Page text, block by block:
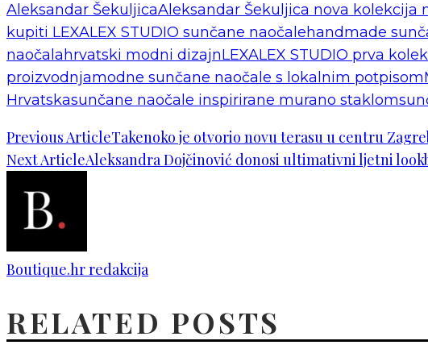
Aleksandar ŠekuljicaAleksandar Šekuljica nova kolekcija
kupiti LEXALEX STUDIO sunčane naočalehandmade
naočala hrvatski modni dizajnLEXALEX STUDIO prva
proizvodnjamodne sunčane naočale s lokalnim potpisom
Hrvatskasunčane naočale inspirirane murano staklom
Previous ArticleTakenoko je otvorio novu terasu u centru
Next ArticleAleksandra Dojčinović donosi ultimativni ljetni
Boutique.hr redakcija
RELATED POSTS